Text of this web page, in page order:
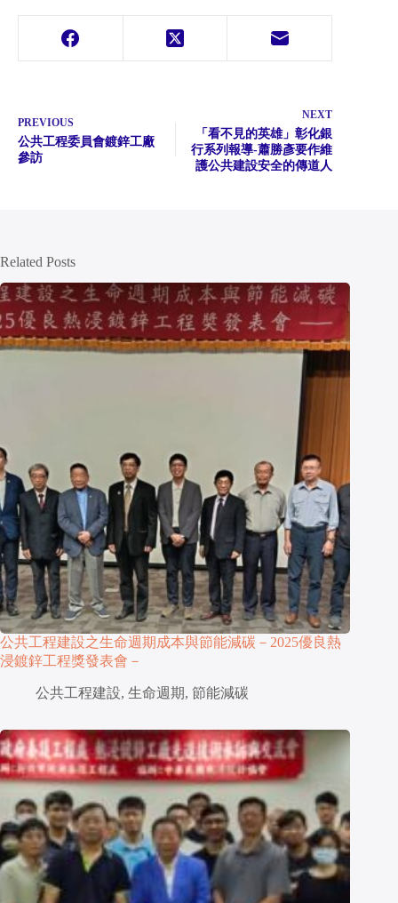
PREVIOUS
公共工程委員會鍍鋅工廠
參訪
NEXT
「看不見的英雄」彰化銀
行系列報導-蕭勝彥要作維
護公共建設安全的傳道人
Related Posts
公共工程建設之生命週期成本與節能減碳－2025優良熱
浸鍍鋅工程獎發表會－
公共工程建設, 生命週期, 節能減碳